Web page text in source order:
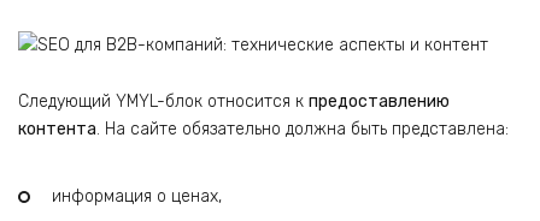
Следующий YMYL-блок относится к предоставлению
контента. На сайте обязательно должна быть представлена:
информация о ценах,